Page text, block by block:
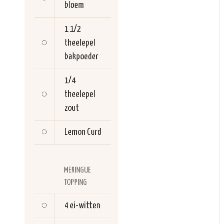
bloem
1 1/2
theelepel
bakpoeder
1/4
theelepel
zout
Lemon Curd
MERINGUE
TOPPING
4 ei-witten